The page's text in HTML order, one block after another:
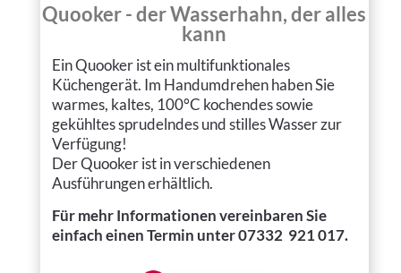
Quooker - der Wasserhahn, der alles
kann
Ein Quooker ist ein multifunktionales
Küchengerät. Im Handumdrehen haben Sie
warmes, kaltes, 100°C kochen­des sowie
gekühl­tes sprudeln­des und stilles Wasser zur
Verfügung!
Der Quooker ist in verschiedenen
Ausführungen erhältlich.
Für mehr Informationenvereinbaren Sie
einfach einen Termin unter 07332 921 017.